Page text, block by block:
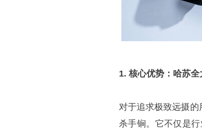
1. 核心优势：哈苏
对于追求极致远摄的
杀手锏。它不仅是